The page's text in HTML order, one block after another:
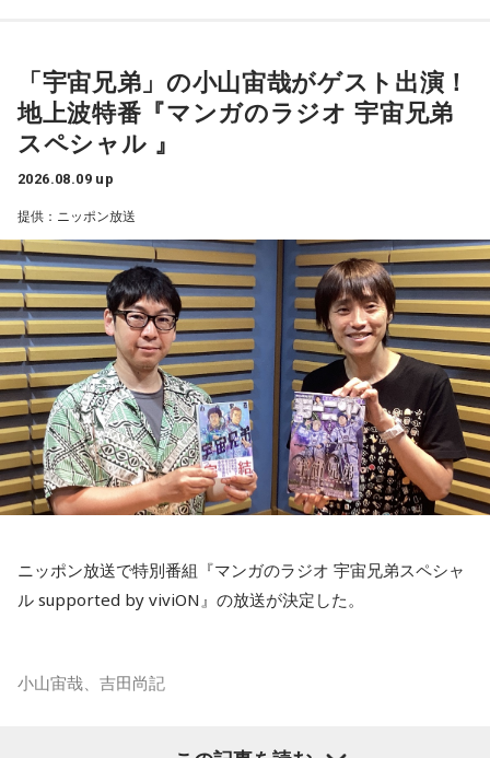
質な水を飲んで深呼吸すると、リラックスできそう。穏やか
な音楽を聞くのもおすすめ。
【今日の一言メッセージ】
立秋が過ぎ、今日はお盆休み中の方も多い時期。13日の新月
に向けて「自分らしさ」を開花させる時です。今日がお仕事
でもお休みでも「心地いいこと」を一つ選択して。自分に正
直になる時間が、今週の波に乗る秘訣ですよ。
■監修者プロフィール：桜羽結万(さくらば・ゆま)
池袋占い館セレーネ所属。占い師を母に持ち、占い歴約20
年。野村證券・パーソルキャリアでの勤務を経て占い師とし
て独立。2024年にはスキルシェアサイト「ココナラ」にて結
婚分野ランキング1位・仕事分野2位を獲得。現在はSATORI電
話占いを始め、年間1000名を鑑定している。
Webサイト：https://selene-uranai.com/
オンライン占いセレーネ：https://online-uranai.jp/
柏原収史も、友達の家に泊まり、夜更かしをしながら星空を
見るという夏休みならではの体験に触れながら、「記憶に焼
きつく景色」について語りました。
便利になった今だからこそ、ただ景色を眺める時間の大切さ
を感じるエピソードです。
山梨の風景とともに蘇る夏の記憶
『Nostalgic More Story』では、山梨にまつわる風景や、大
切な人との思い出を紹介しています。
今回の放送では、夏の夜空をきっかけに、子どもの頃の純粋
な感動や、時間が経っても色あせない記憶が届けられまし
た。
放送で紹介されたStoryの続きをぜひradikoのタイムフリーで
お楽しみください。
今回紹介されたのは、ラジオネーム「雪見だいふく」さんか
ら届いたStory。
子どもの頃、甲府市愛宕町にある県立科学館へ通い、プラネ
タリウムを見ることを楽しみにしていたという思い出から始
まります。
小学4年生の頃、隣の席だった友人K君から「誕生日に天体望
遠鏡を買ってもらったから、夏休みに泊まりにおいでよ」と
誘われたことが、大切な記憶として残っているそうです。
友人たちと夜更かしをしながら、大きな天体望遠鏡で眺めた
星空。
「あれが北斗七星」「あっちが○○座だよ」と目を輝かせなが
られました。
その後、K君のお父さんに連れて行ってもらった清里で見た星
「宇宙兄弟」の小山宙哉がゲスト出演！
地上波特番『マンガのラジオ 宇宙兄弟
スペシャル 』
2026.08.09 up
提供：ニッポン放送
ニッポン放送で特別番組『マンガのラジオ 宇宙兄弟スペシャ
ル supported by viviON』の放送が決定した。
小山宙哉、吉田尚記